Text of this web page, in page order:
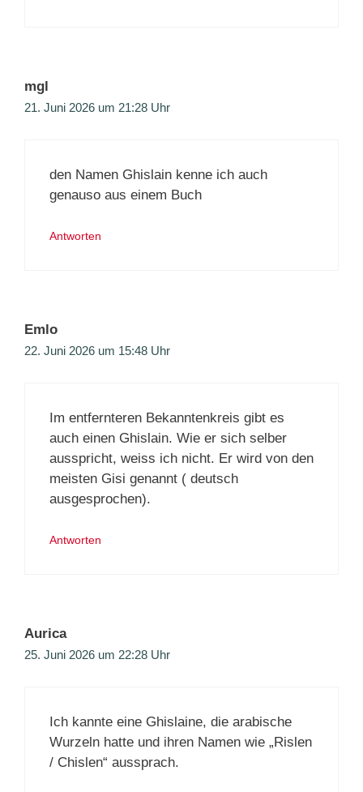
mgl
21. Juni 2026 um 21:28 Uhr
den Namen Ghislain kenne ich auch
genauso aus einem Buch
Antworten
Emlo
22. Juni 2026 um 15:48 Uhr
Im entfernteren Bekanntenkreis gibt es
auch einen Ghislain. Wie er sich selber
ausspricht, weiss ich nicht. Er wird von den
meisten Gisi genannt ( deutsch
ausgesprochen).
Antworten
Aurica
25. Juni 2026 um 22:28 Uhr
Ich kannte eine Ghislaine, die arabische
Wurzeln hatte und ihren Namen wie „Rislen
/ Chislen“ aussprach.